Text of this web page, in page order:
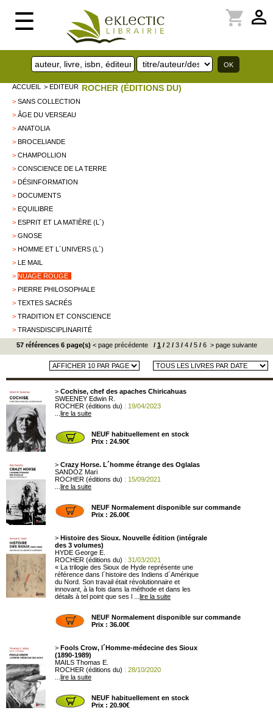
☰ perm_identity
shopping_cart
ACCUEIL > EDITEUR ROCHER (ÉDITIONS DU)
> SANS COLLECTION
> ÂGE DU VERSEAU
> ANATOLIA
> BROCELIANDE
> CHAMPOLLION
> CONSCIENCE DE LA TERRE
> DÉSINFORMATION
> DOCUMENTS
> EQUILIBRE
> ESPRIT ET LA MATIÈRE (L´)
> GNOSE
> HOMME ET L´UNIVERS (L´)
> LE MAIL
> NUAGE ROUGE
> PIERRE PHILOSOPHALE
> TEXTES SACRÉS
> TRADITION ET CONSCIENCE
> TRANSDISCIPLINARITÉ
57 références 6 page(s) < page précédente/ 1 /2/3/4/5/6 > page suivante
> Cochise, chef des apaches Chiricahuas
SWEENEY Edwin R.
ROCHER (éditions du) : 19/04/2023
lire la suite
NEUF habituellement en stock
Prix : 24.90€
> Crazy Horse. L´homme étrange des Oglalas
SANDOZ Mari
ROCHER (éditions du) : 15/09/2021
lire la suite
NEUF Normalement disponible sur commande
Prix : 26.00€
> Histoire des Sioux. Nouvelle édition (intégrale
des 3 volumes)
HYDE George E.
ROCHER (éditions du) : 31/03/2021
« La trilogie des Sioux de Hyde représente une
référence dans l´histoire des Indiens d´Amérique
du Nord. Son travail était révolutionnaire et
innovant, à la fois dans la méthode et dans les
détails à tel point que ses l ... lire la suite
NEUF Normalement disponible sur commande
Prix : 36.00€
> Fools Crow, l´Homme-médecine des Sioux
(1890-1989)
MAILS Thomas E.
ROCHER (éditions du) : 28/10/2020
lire la suite
NEUF habituellement en stock
Prix : 20.90€